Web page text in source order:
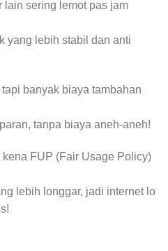
lain sering lemot pas jam
yang lebih stabil dan anti
banyak biaya tambahan
tanpa biaya aneh-aneh!
kena FUP (Fair Usage Policy)
lebih longgar, jadi internet lo